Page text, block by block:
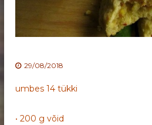
29/08/2018
umbes 14 tükki
• 200 g võid